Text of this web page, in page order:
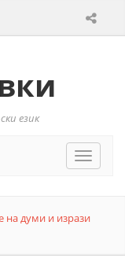
език
Toggle
на думи и изрази